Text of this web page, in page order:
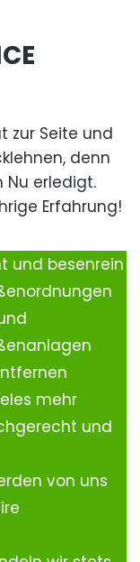
zur Seite und
denn
Nu erledigt.
Erfahrung!
und besenrein
mehr
und
von uns